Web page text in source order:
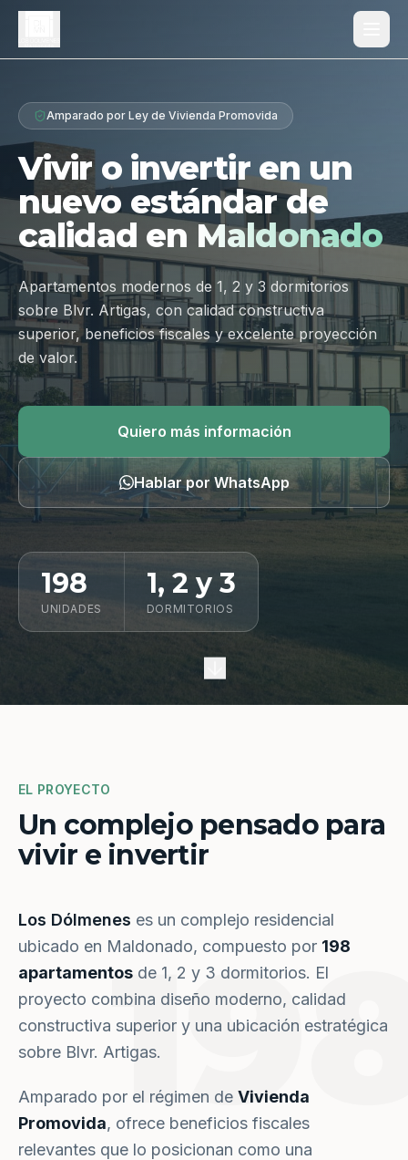
Proyecto
Diferenciales
Tipologías
Galería
Ubicación
Contacto
Hablar por WhatsApp
Amparado por Ley de Vivienda Promovida
Vivir o invertir en un
nuevo estándar de
calidad en Maldonado
Apartamentos modernos de 1, 2 y 3 dormitorios
sobre Blvr. Artigas, con calidad constructiva
superior, beneficios fiscales y excelente proyección
de valor.
Quiero más información
Hablar por WhatsApp
198
UNIDADES
1, 2 y 3
DORMITORIOS
EL PROYECTO
Un complejo pensado para
vivir e invertir
Los Dólmenes es un complejo residencial
ubicado en Maldonado, compuesto por 198
apartamentos de 1, 2 y 3 dormitorios. El
proyecto combina diseño moderno, calidad
constructiva superior y una ubicación estratégica
sobre Blvr. Artigas.
Amparado por el régimen de Vivienda
Promovida, ofrece beneficios fiscales
relevantes que lo posicionan como una